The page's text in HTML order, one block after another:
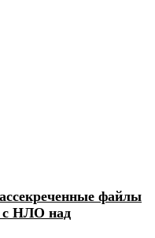
файлы
с НЛО над